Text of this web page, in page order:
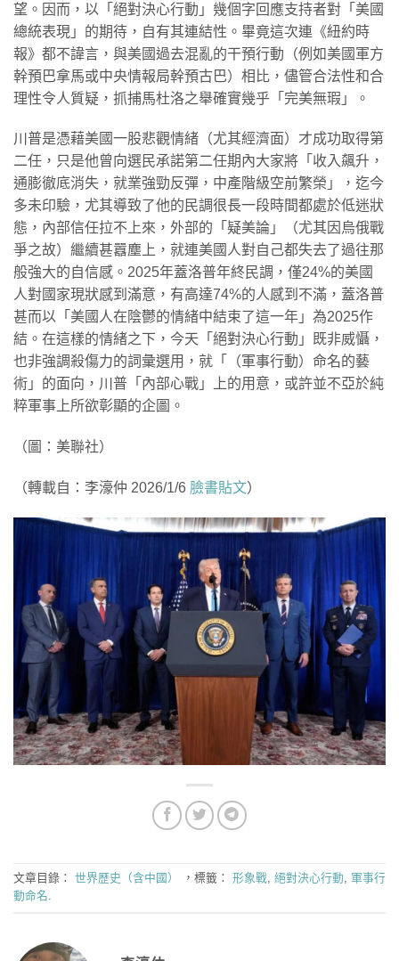
望。因而，以「絕對決心行動」幾個字回應支持者對「美國
總統表現」的期待，自有其連結性。畢竟這次連《紐約時
報》都不諱言，與美國過去混亂的干預行動（例如美國軍方
幹預巴拿馬或中央情報局幹預古巴）相比，儘管合法性和合
理性令人質疑，抓捕馬杜洛之舉確實幾乎「完美無瑕」。
川普是憑藉美國一股悲觀情緒（尤其經濟面）才成功取得第
二任，只是他曾向選民承諾第二任期內大家將「收入飆升，
通膨徹底消失，就業強勁反彈，中產階級空前繁榮」，迄今
多未印驗，尤其導致了他的民調很長一段時間都處於低迷狀
態，內部信任拉不上來，外部的「疑美論」（尤其因烏俄戰
爭之故）繼續甚囂塵上，就連美國人對自己都失去了過往那
般強大的自信感。2025年蓋洛普年終民調，僅24%的美國
人對國家現狀感到滿意，有高達74%的人感到不滿，蓋洛普
甚而以「美國人在陰鬱的情緒中結束了這一年」為2025作
結。在這樣的情緒之下，今天「絕對決心行動」既非威懾，
也非強調殺傷力的詞彙選用，就「（軍事行動）命名的藝
術」的面向，川普「內部心戰」上的用意，或許並不亞於純
粹軍事上所欲彰顯的企圖。
（圖：美聯社）
（轉載自：李濠仲 2026/1/6 臉書貼文）
文章目錄： 世界歷史（含中國） ，標籤： 形象戰, 絕對決心行動, 軍事行
動命名.